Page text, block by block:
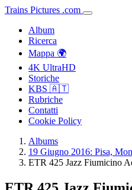
Trains Pictures .com
Album
Ricerca
Mappa 🌍
4K UltraHD
Storiche
KBS 🇦🇹
Rubriche
Contatti
Cookie Policy
Albums
19 Giugno 2016: Pisa,
ETR 425 Jazz Fiumicino